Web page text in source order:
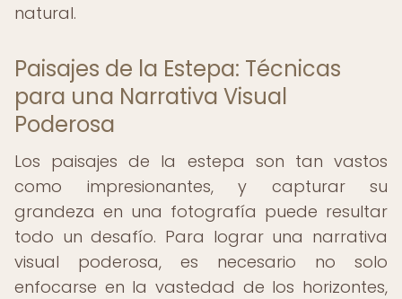
natural.
Paisajes de la Estepa: Técnicas
para una Narrativa Visual
Poderosa
Los paisajes de la estepa son tan vastos
como impresionantes, y capturar su
grandeza en una fotografía puede resultar
todo un desafío. Para lograr una narrativa
visual poderosa, es necesario no solo
enfocarse en la vastedad de los horizontes,